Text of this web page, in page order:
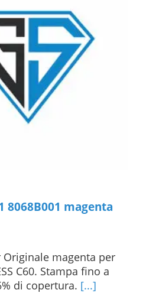
8068B001 magenta
Originale magenta per
C60. Stampa fino a
di copertura. [...]